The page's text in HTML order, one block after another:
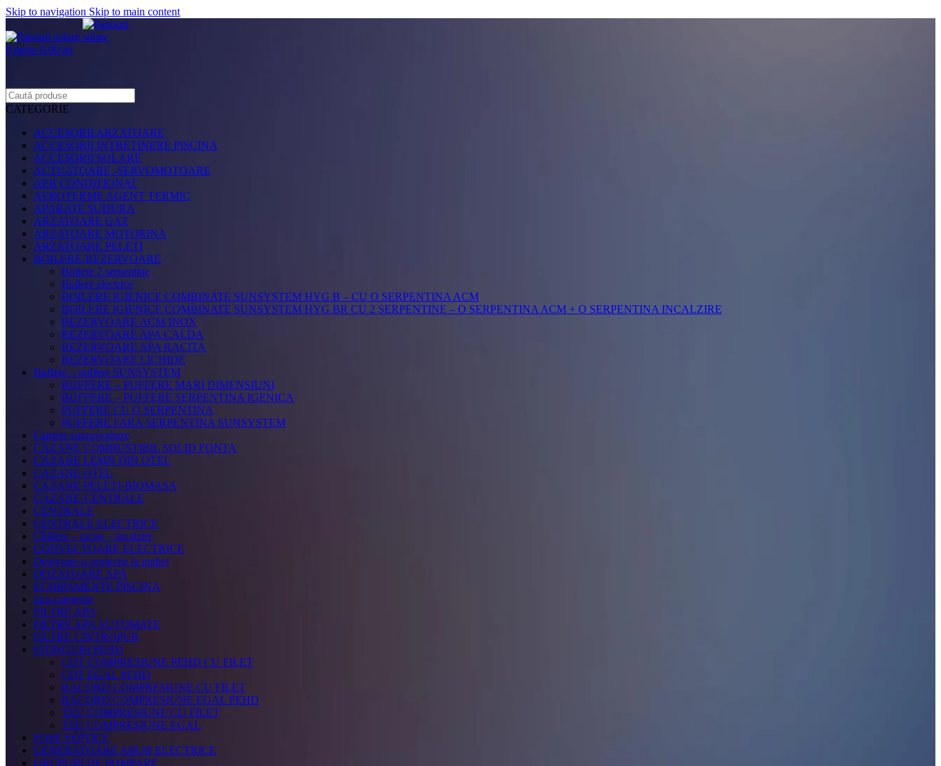
Skip to navigation Skip to main content
0 items 0.00 lei
CATEGORIE
ACCESORII ARZATOARE
ACCESORII INTRETINERE PISCINA
ACCESORII SOLARE
ACTUATOARE -SERVOMOTOARE
AER CONDITIONAT
AEROTERME AGENT TERMIC
APARATE SUDURA
ARZATOARE GAZ
ARZATOARE MOTORINA
ARZATOARE PELETI
BOILERE-REZERVOARE
Boilere 2 serpentine
Boilere electrice
BOILERE IGIENICE COMBINATE SUNSYSTEM HYG B – CU O SERPENTINA ACM
BOILERE IGIENICE COMBINATE SUNSYSTEM HYG BR CU 2 SERPENTINE – O SERPENTINA ACM + O SERPENTINA INCALZIRE
REZERVOARE ACM INOX
REZERVOARE APA CALDA
REZERVOARE APA RACITA
REZERVOARE LICHIDE
Buffere – puffere SUNSYSTEM
BUFFERE – PUFFERE MARI DIMENSIUNI
BUFFERE – PUFFERE SERPENTINA IGENICA
PUFFERE CU O SERPENTINA
PUFFERE FARA SERPENTINA SUNSYSTEM
Camere supraveghere
CAZANE COMBUSTIBIL SOLID FONTA
CAZANE LEMN DIN OTEL
CAZANE OTEL
CAZANE PELETI-BIOMASA
CAZANE-CENTRALE
CENTRALE
CENTRALE ELECTRICE
Chillere – racire – incalzire
CONVECTOARE ELECTRICE
Degivrare si protectie la inghet
DOZATOARE APA
ECHIPAMENTE PISCINA
fara-categorie
FILTRE APA
FILTRE APA AUTOMATE
FILTRE CINTROPUR
FITINGURI PEHD
COT COMPRESIUNE PEHD CU FILET
COT EGAL PEHD
RACORD COMPRESIUNE CU FILET
RACORD COMPRESIUNE EGAL PEHD
TEU COMPRESIUNE CU FILET
TEU COMPRESIUNE EGAL
FOSE SEPTICE
GENERATOARE ABUR ELECTRICE
GRUPURI DE POMPARE